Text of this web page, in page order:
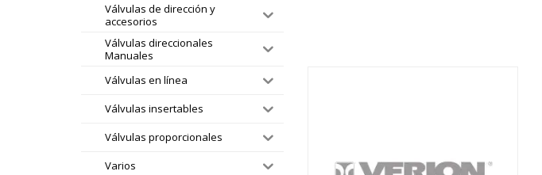
Válvulas de dirección y
accesorios
Válvulas direccionales
Manuales
Válvulas en línea
Válvulas insertables
Válvulas proporcionales
Varios